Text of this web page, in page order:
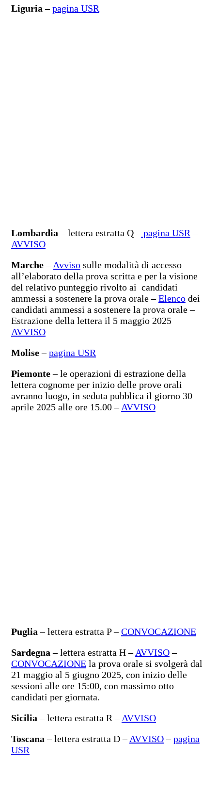
Liguria–pagina USR
Lombardia– lettera estratta Q –pagina USR –
AVVISO
Marche– Avviso sulle modalità di accesso
all’elaborato della prova scritta e per la visione
del relativo punteggio rivolto ai candidati
ammessi a sostenere la prova orale –Elenco dei
candidati ammessi a sostenere la prova orale –
Estrazione della lettera il 5 maggio 2025
AVVISO
Molise–pagina USR
Piemonte– le operazioni di estrazione della
lettera cognome per inizio delle prove orali
avranno luogo, in seduta pubblica il giorno 30
aprile 2025 alle ore 15.00 – AVVISO
Puglia– lettera estratta P –CONVOCAZIONE
Sardegna– lettera estratta H – AVVISO–
CONVOCAZIONE la prova orale si svolgerà dal
21 maggio al 5 giugno 2025, con inizio delle
sessioni alle ore 15:00, con massimo otto
candidati per giornata.
Sicilia– lettera estratta R – AVVISO
Toscana– lettera estratta D – AVVISO–pagina
USR